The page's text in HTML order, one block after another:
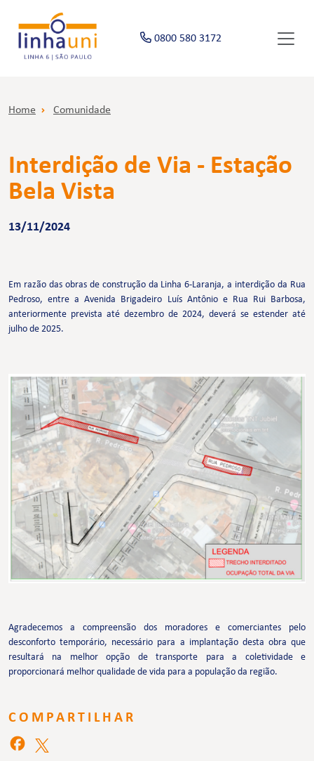
0800 580 3172
Home Comunidade
Interdição de Via - Estação
Bela Vista
13/11/2024
Em razão das obras de construção da Linha 6-Laranja, a interdição da Rua
Pedroso, entre a Avenida Brigadeiro Luís Antônio e Rua Rui Barbosa,
anteriormente prevista até dezembro de 2024, deverá se estender até
julho de 2025.
Agradecemos a compreensão dos moradores e comerciantes pelo
desconforto temporário, necessário para a implantação desta obra que
resultará na melhor opção de transporte para a coletividade e
proporcionará melhor qualidade de vida para a população da região.
COMPARTILHAR